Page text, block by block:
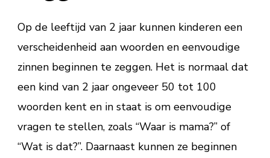
Op de leeftijd van 2 jaar kunnen kinderen een
verscheidenheid aan woorden en eenvoudige
zinnen beginnen te zeggen. Het is normaal dat
een kind van 2 jaar ongeveer 50 tot 100
woorden kent en in staat is om eenvoudige
vragen te stellen, zoals “Waar is mama?” of
“Wat is dat?”. Daarnaast kunnen ze beginnen